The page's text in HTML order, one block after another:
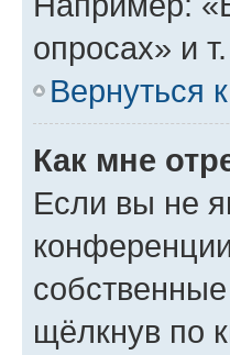
опросах» и
Вернуться
Как мне
Если вы не
щёлкнув по